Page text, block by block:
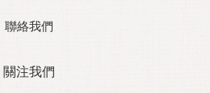
聯絡我們
關注我們